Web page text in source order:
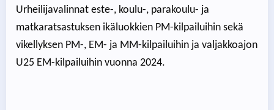
Urheilijavalinnat este-, koulu-, parakoulu- ja
matkaratsastuksen ikäluokkien PM-kilpailuihin sekä
vikellyksen PM-, EM- ja MM-kilpailuihin ja valjakkoajon
U25 EM-kilpailuihin vuonna 2024.